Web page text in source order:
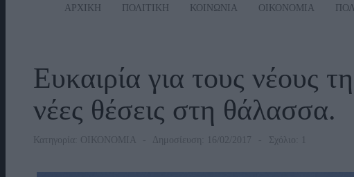
ΑΡΧΙΚΗ ΠΟΛΙΤΙΚΗ ΚΟΙΝΩΝΙΑ ΟΙΚΟΝΟΜΙΑ
Ευκαιρία για τους νέους
νέες θέσεις στη θάλασσα.
Κατηγορία: ΟΙΚΟΝΟΜΙΑ Δημοσίευση: 16/02/2017 Σχόλιο: 1